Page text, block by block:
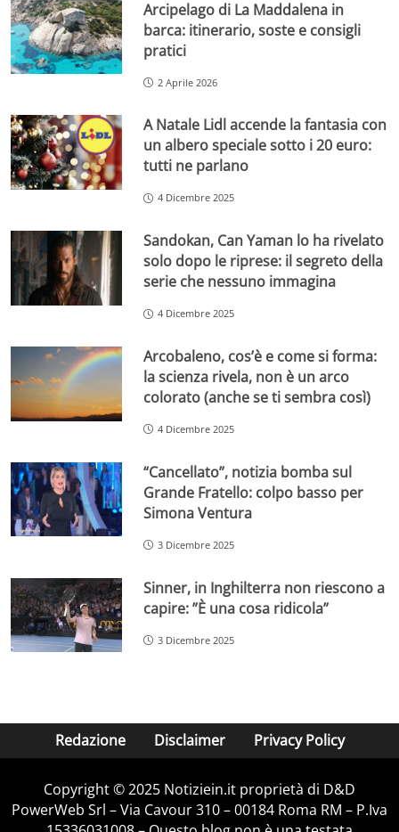
Arcipelago di La Maddalena in
barca: itinerario, soste e consigli
pratici
2 Aprile 2026
A Natale Lidl accende la fantasia con
un albero speciale sotto i 20 euro:
tutti ne parlano
4 Dicembre 2025
Sandokan, Can Yaman lo ha rivelato
solo dopo le riprese: il segreto della
serie che nessuno immagina
4 Dicembre 2025
Arcobaleno, cos’è e come si forma:
la scienza rivela, non è un arco
colorato (anche se ti sembra così)
4 Dicembre 2025
“Cancellato”, notizia bomba sul
Grande Fratello: colpo basso per
Simona Ventura
3 Dicembre 2025
Sinner, in Inghilterra non riescono a
capire: ”È una cosa ridicola”
3 Dicembre 2025
Redazione Disclaimer Privacy Policy
Copyright © 2025 Notiziein.it proprietà di D&D
PowerWeb Srl – Via Cavour 310 – 00184 Roma RM – P.Iva